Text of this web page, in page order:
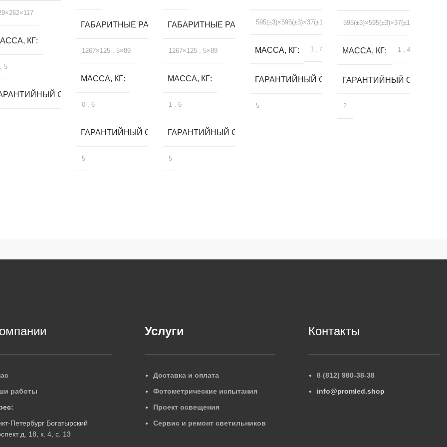
КГ
5
СРОК, ЛЕТ
ГАБАРИТНЫЕ РАЗМЕРЫ, ММ
1267×125 5×89
МАССА, КГ
0 6
ГАРАНТИЙНЫЙ СРОК, ЛЕТ
5
ГАБАРИТНЫЕ РАЗМЕРЫ, ММ
1267×125 5×89
МАССА, КГ
1 ,6
ГАРАНТИЙНЫЙ СРОК, ЛЕТ
5
595(±3)×595(±3)×37(±1)
МАССА, КГ 1 ,4
ГАРАНТИЙНЫЙ СРОК, ЛЕТ
5
595(±3)×595(±3)×37(±1)
МАССА, КГ 1 ,4
ГАРАНТИЙНЫЙ СРОК,
2
работы
Петербург Богатырский
д. 18, к. 4, с. 13
Услуги
Доставка и оплата
Фотометрические испытания
Проект освещения
Сервис и ремонт светильников
Контакты
8 (812) 980-38-38
info@promled.shop